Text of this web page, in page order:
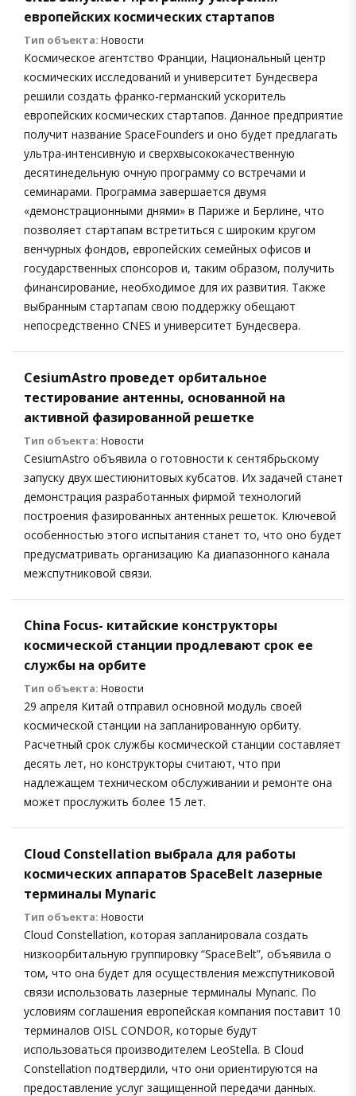
европейских космических стартапов
Тип объекта: Новости
Космическое агентство Франции, Национальный центр
космических исследований и университет Бундесвера
решили создать франко-германский ускоритель
европейских космических стартапов. Данное предприятие
получит название SpaceFounders и оно будет предлагать
ультра-интенсивную и сверхвысококачественную
десятинедельную очную программу со встречами и
семинарами. Программа завершается двумя
«демонстрационными днями» в Париже и Берлине, что
позволяет стартапам встретиться с широким кругом
венчурных фондов, европейских семейных офисов и
государственных спонсоров и, таким образом, получить
финансирование, необходимое для их развития. Также
выбранным стартапам свою поддержку обещают
непосредственно CNES и университет Бундесвера.
CesiumAstro проведет орбитальное
тестирование антенны, основанной на
активной фазированной решетке
Тип объекта: Новости
CesiumAstro объявила о готовности к сентябрьскому
запуску двух шестиюнитовых кубсатов. Их задачей станет
демонстрация разработанных фирмой технологий
построения фазированных антенных решеток. Ключевой
особенностью этого испытания станет то, что оно будет
предусматривать организацию Ка диапазонного канала
межспутниковой связи.
China Focus- китайские конструкторы
космической станции продлевают срок ее
службы на орбите
Тип объекта: Новости
29 апреля Китай отправил основной модуль своей
космической станции на запланированную орбиту.
Расчетный срок службы космической станции составляет
десять лет, но конструкторы считают, что при
надлежащем техническом обслуживании и ремонте она
может прослужить более 15 лет.
Cloud Constellation выбрала для работы
космических аппаратов SpaceBelt лазерные
терминалы Mynaric
Тип объекта: Новости
Cloud Constellation, которая запланировала создать
низкоорбитальную группировку “SpaceBelt”, объявила о
том, что она будет для осуществления межспутниковой
связи использовать лазерные терминалы Mynaric. По
условиям соглашения европейская компания поставит 10
терминалов OISL CONDOR, которые будут
использоваться производителем LeoStella. В Cloud
Constellation подтвердили, что они ориентируются на
предоставление услуг защищенной передачи данных.